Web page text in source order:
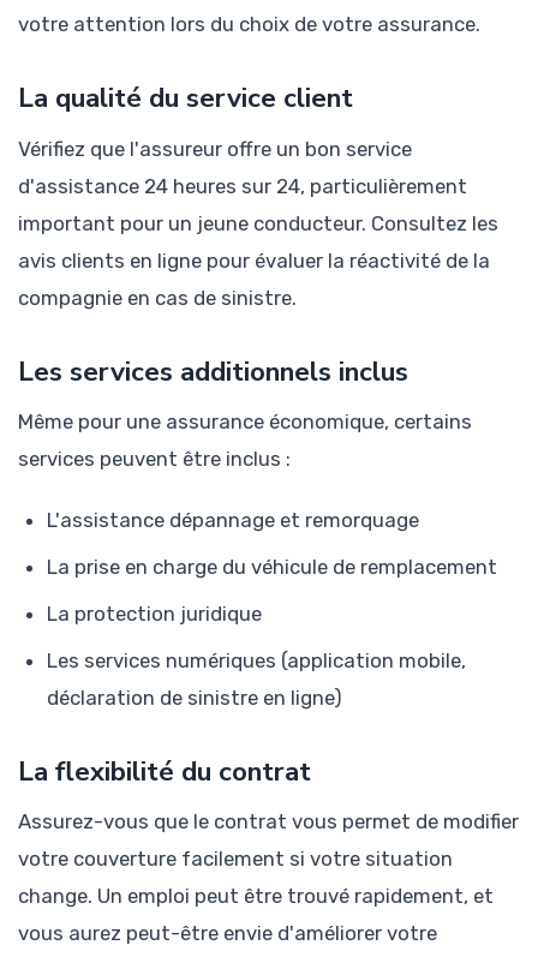
votre attention lors du choix de votre assurance.
La qualité du service client
Vérifiez que l'assureur offre un bon service
d'assistance 24 heures sur 24, particulièrement
important pour un jeune conducteur. Consultez les
avis clients en ligne pour évaluer la réactivité de la
compagnie en cas de sinistre.
Les services additionnels inclus
Même pour une assurance économique, certains
services peuvent être inclus :
L'assistance dépannage et remorquage
La prise en charge du véhicule de remplacement
La protection juridique
Les services numériques (application mobile,
déclaration de sinistre en ligne)
La flexibilité du contrat
Assurez-vous que le contrat vous permet de modifier
votre couverture facilement si votre situation
change. Un emploi peut être trouvé rapidement, et
vous aurez peut-être envie d'améliorer votre